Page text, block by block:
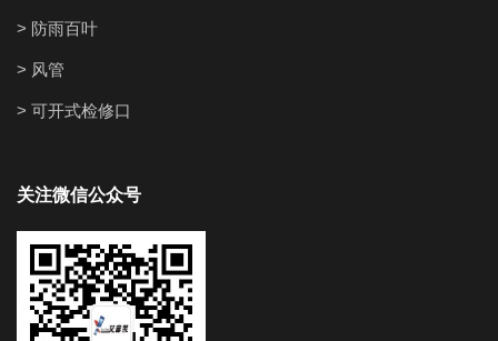
> 防雨百叶
> 风管
> 可开式检修口
关注微信公众号